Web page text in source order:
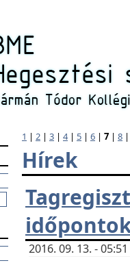
1 | 2 | 3 | 4| 5 | 6 | 7 | 8
Hírek
2016. 09. 13. -